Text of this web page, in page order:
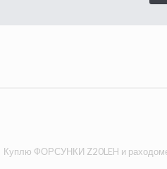
Куплю ФОРСУНКИ Z20LEH и